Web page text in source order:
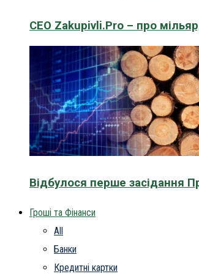
CEO Zakupivli.Pro – про
Відбулося перше засідання
Гроші та Фінанси
All
Банки
Кредитні картки